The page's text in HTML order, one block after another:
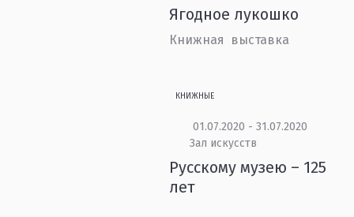
Ягодное лукошко
Книжная выставка
КНИЖНЫЕ
01.07.2020 - 31.07.2020
Зал искусств
Русскому музею – 125
лет